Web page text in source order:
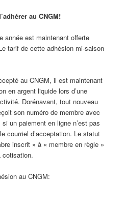
au CNGM!
année est maintenant offerte
tarif de cette adhésion mi-saison
au CNGM, il est maintenant
en argent liquide lors d’une
Dorénavant, tout nouveau
son numéro de membre avec
un paiement en ligne n’est pas
courriel d’acceptation. Le statut
inscrit » à « membre en règle »
cotisation.
au CNGM: